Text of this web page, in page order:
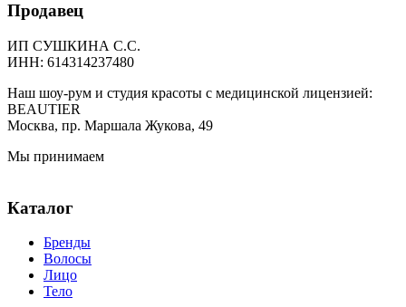
Продавец
ИП СУШКИНА С.С.
ИНН: 614314237480
Наш шоу-рум и студия красоты с медицинской лицензией:
BEAUTIER
Москва, пр. Маршала Жукова, 49
Мы принимаем
Каталог
Бренды
Волосы
Лицо
Тело